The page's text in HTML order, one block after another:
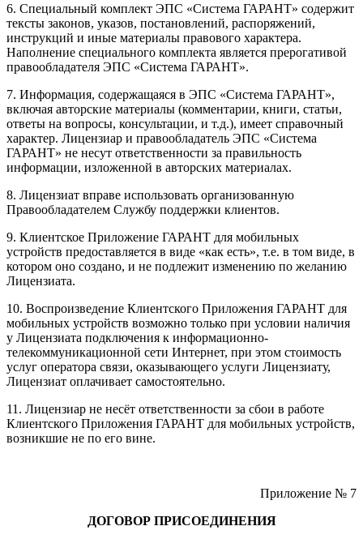
6. Специальный комплект ЭПС «Система ГАРАНТ» содержит
тексты законов, указов, постановлений, распоряжений,
инструкций и иные материалы правового характера.
Наполнение специального комплекта является прерогативой
правообладателя ЭПС «Система ГАРАНТ».
7. Информация, содержащаяся в ЭПС «Система ГАРАНТ»,
включая авторские материалы (комментарии, книги, статьи,
ответы на вопросы, консультации, и т.д.), имеет справочный
характер. Лицензиар и правообладатель ЭПС «Система
ГАРАНТ» не несут ответственности за правильность
информации, изложенной в авторских материалах.
8. Лицензиат вправе использовать организованную
Правообладателем Службу поддержки клиентов.
9. Клиентское Приложение ГАРАНТ для мобильных
устройств предоставляется в виде «как есть», т.е. в том виде, в
котором оно создано, и не подлежит изменению по желанию
Лицензиата.
10. Воспроизведение Клиентского Приложения ГАРАНТ для
мобильных устройств возможно только при условии наличия
у Лицензиата подключения к информационно-
телекоммуникационной сети Интернет, при этом стоимость
услуг оператора связи, оказывающего услуги Лицензиату,
Лицензиат оплачивает самостоятельно.
11. Лицензиар не несёт ответственности за сбои в работе
Клиентского Приложения ГАРАНТ для мобильных устройств,
возникшие не по его вине.
Приложение № 7
ДОГОВОР ПРИСОЕДИНЕНИЯ